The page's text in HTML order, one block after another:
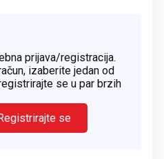
prijava/registracija.
izaberite jedan od
se u par brzih
se